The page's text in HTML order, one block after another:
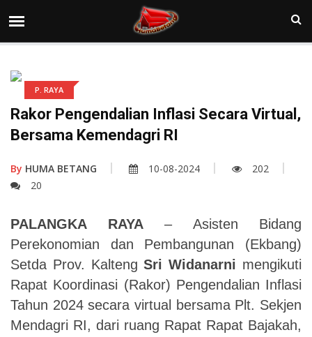
P. RAYA
Rakor Pengendalian Inflasi Secara Virtual,
Bersama Kemendagri RI
By HUMA BETANG 10-08-2024
202
20
PALANGKA RAYA– Asisten Bidang
Perekonomian dan Pembangunan (Ekbang)
Setda Prov. KaltengSri Widanarni mengikuti
Rapat Koordinasi (Rakor) Pengendalian Inflasi
Tahun 2024 secara virtual bersama Plt. Sekjen
Mendagri RI, dari ruang Rapat Rapat Bajakah,